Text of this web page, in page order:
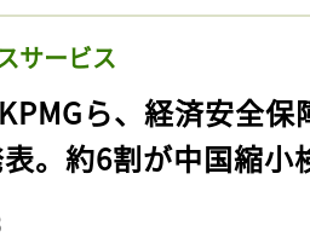
サービス
KPMGら、経済安全
。約6割が中国縮小